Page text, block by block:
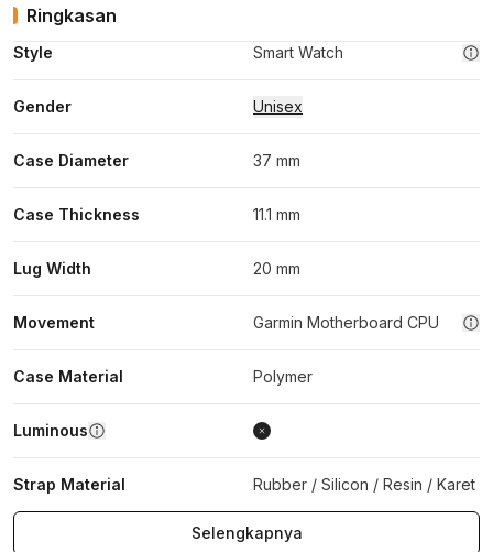
Ringkasan
Style Smart Watch
Gender Unisex
Case Diameter 37 mm
Case Thickness 11.1 mm
Lug Width 20 mm
Movement Garmin Motherboard CPU
Case Material Polymer
Luminous
Strap Material Rubber / Silicon / Resin / Karet
Selengkapnya